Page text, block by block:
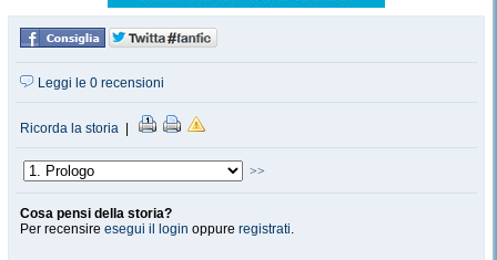
Leggi le 0 recensioni
Ricorda la storia
>>
Cosa pensi della storia?
Per recensire esegui il login oppure registrati.